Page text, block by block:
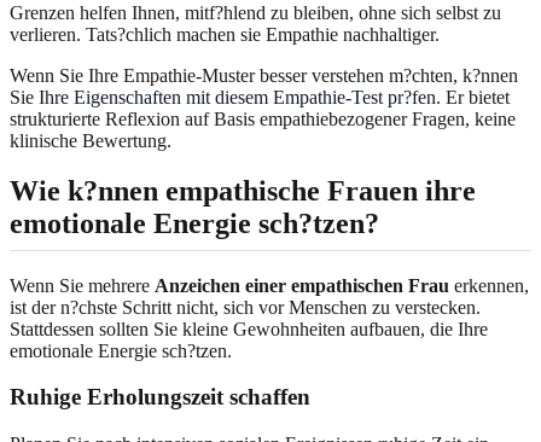
Grenzen helfen Ihnen, mitf?hlend zu bleiben, ohne sich selbst zu
verlieren. Tats?chlich machen sie Empathie nachhaltiger.
Wenn Sie Ihre Empathie-Muster besser verstehen m?chten, k?nnen
Sie Ihre Eigenschaften mit diesem Empathie-Test pr?fen. Er bietet
strukturierte Reflexion auf Basis empathiebezogener Fragen, keine
klinische Bewertung.
Wie k?nnen empathische Frauen ihre
emotionale Energie sch?tzen?
Wenn Sie mehrere Anzeichen einer empathischen Frau erkennen,
ist der n?chste Schritt nicht, sich vor Menschen zu verstecken.
Stattdessen sollten Sie kleine Gewohnheiten aufbauen, die Ihre
emotionale Energie sch?tzen.
Ruhige Erholungszeit schaffen